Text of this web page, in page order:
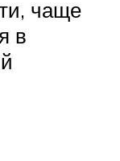
чаще
в